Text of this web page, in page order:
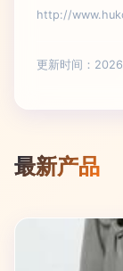
http://
更新时间：
最新产品